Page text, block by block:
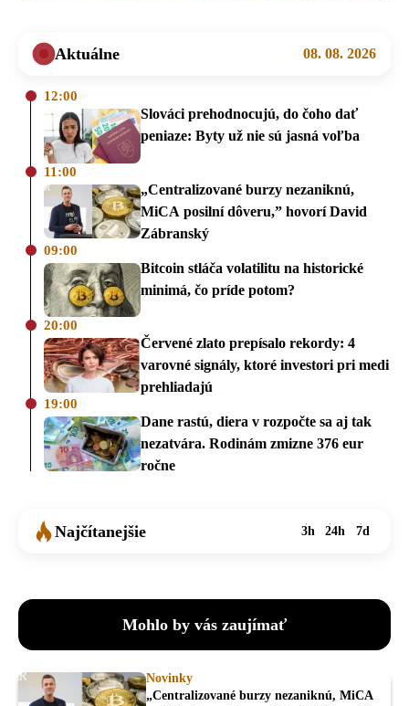
Aktuálne 08. 08. 2026
12:00
Slováci prehodnocujú, do čoho dať
peniaze: Byty už nie sú jasná voľba
11:00
„Centralizované burzy nezaniknú,
MiCA posilní dôveru,” hovorí David
Zábranský
09:00
Bitcoin stláča volatilitu na historické
minimá, čo príde potom?
20:00
Červené zlato prepísalo rekordy: 4
varovné signály, ktoré investori pri medi
prehliadajú
19:00
Dane rastú, diera v rozpočte sa aj tak
nezatvára. Rodinám zmizne 376 eur
ročne
Najčítanejšie 3h 24h 7d
Mohlo by vás zaujímať
Novinky
„Centralizované burzy nezaniknú, MiCA